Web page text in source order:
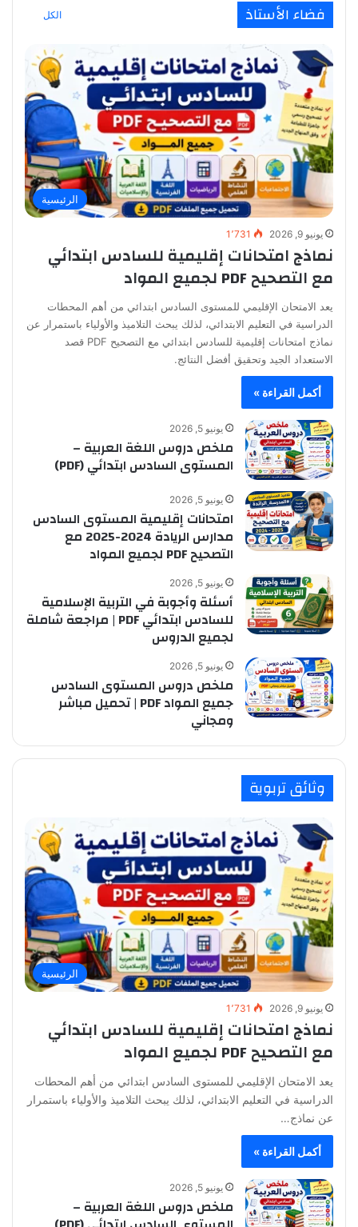
فضاء الأستاذ الكل
الرئيسية
يونيو 9, 2026 1٬731
نماذج امتحانات إقليمية للسادس ابتدائي
مع التصحيح PDF لجميع المواد
يعد الامتحان الإقليمي للمستوى السادس ابتدائي من أهم المحطات
الدراسية في التعليم الابتدائي، لذلك يبحث التلاميذ والأولياء باستمرار عن
نماذج امتحانات إقليمية للسادس ابتدائي مع التصحيح PDF قصد
الاستعداد الجيد وتحقيق أفضل النتائج.
أكمل القراءة »
يونيو 5, 2026
ملخص دروس اللغة العربية –
المستوى السادس ابتدائي (PDF)
يونيو 5, 2026
امتحانات إقليمية المستوى السادس
مدارس الريادة 2024-2025 مع
التصحيح PDF لجميع المواد
يونيو 5, 2026
أسئلة وأجوبة في التربية الإسلامية
للسادس ابتدائي PDF | مراجعة شاملة
لجميع الدروس
يونيو 5, 2026
ملخص دروس المستوى السادس
جميع المواد PDF | تحميل مباشر
ومجاني
وثائق تربوية
الرئيسية
يونيو 9, 2026 1٬731
نماذج امتحانات إقليمية للسادس ابتدائي
مع التصحيح PDF لجميع المواد
يعد الامتحان الإقليمي للمستوى السادس ابتدائي من أهم المحطات
الدراسية في التعليم الابتدائي، لذلك يبحث التلاميذ والأولياء باستمرار
عن نماذج…
أكمل القراءة »
يونيو 5, 2026
ملخص دروس اللغة العربية –